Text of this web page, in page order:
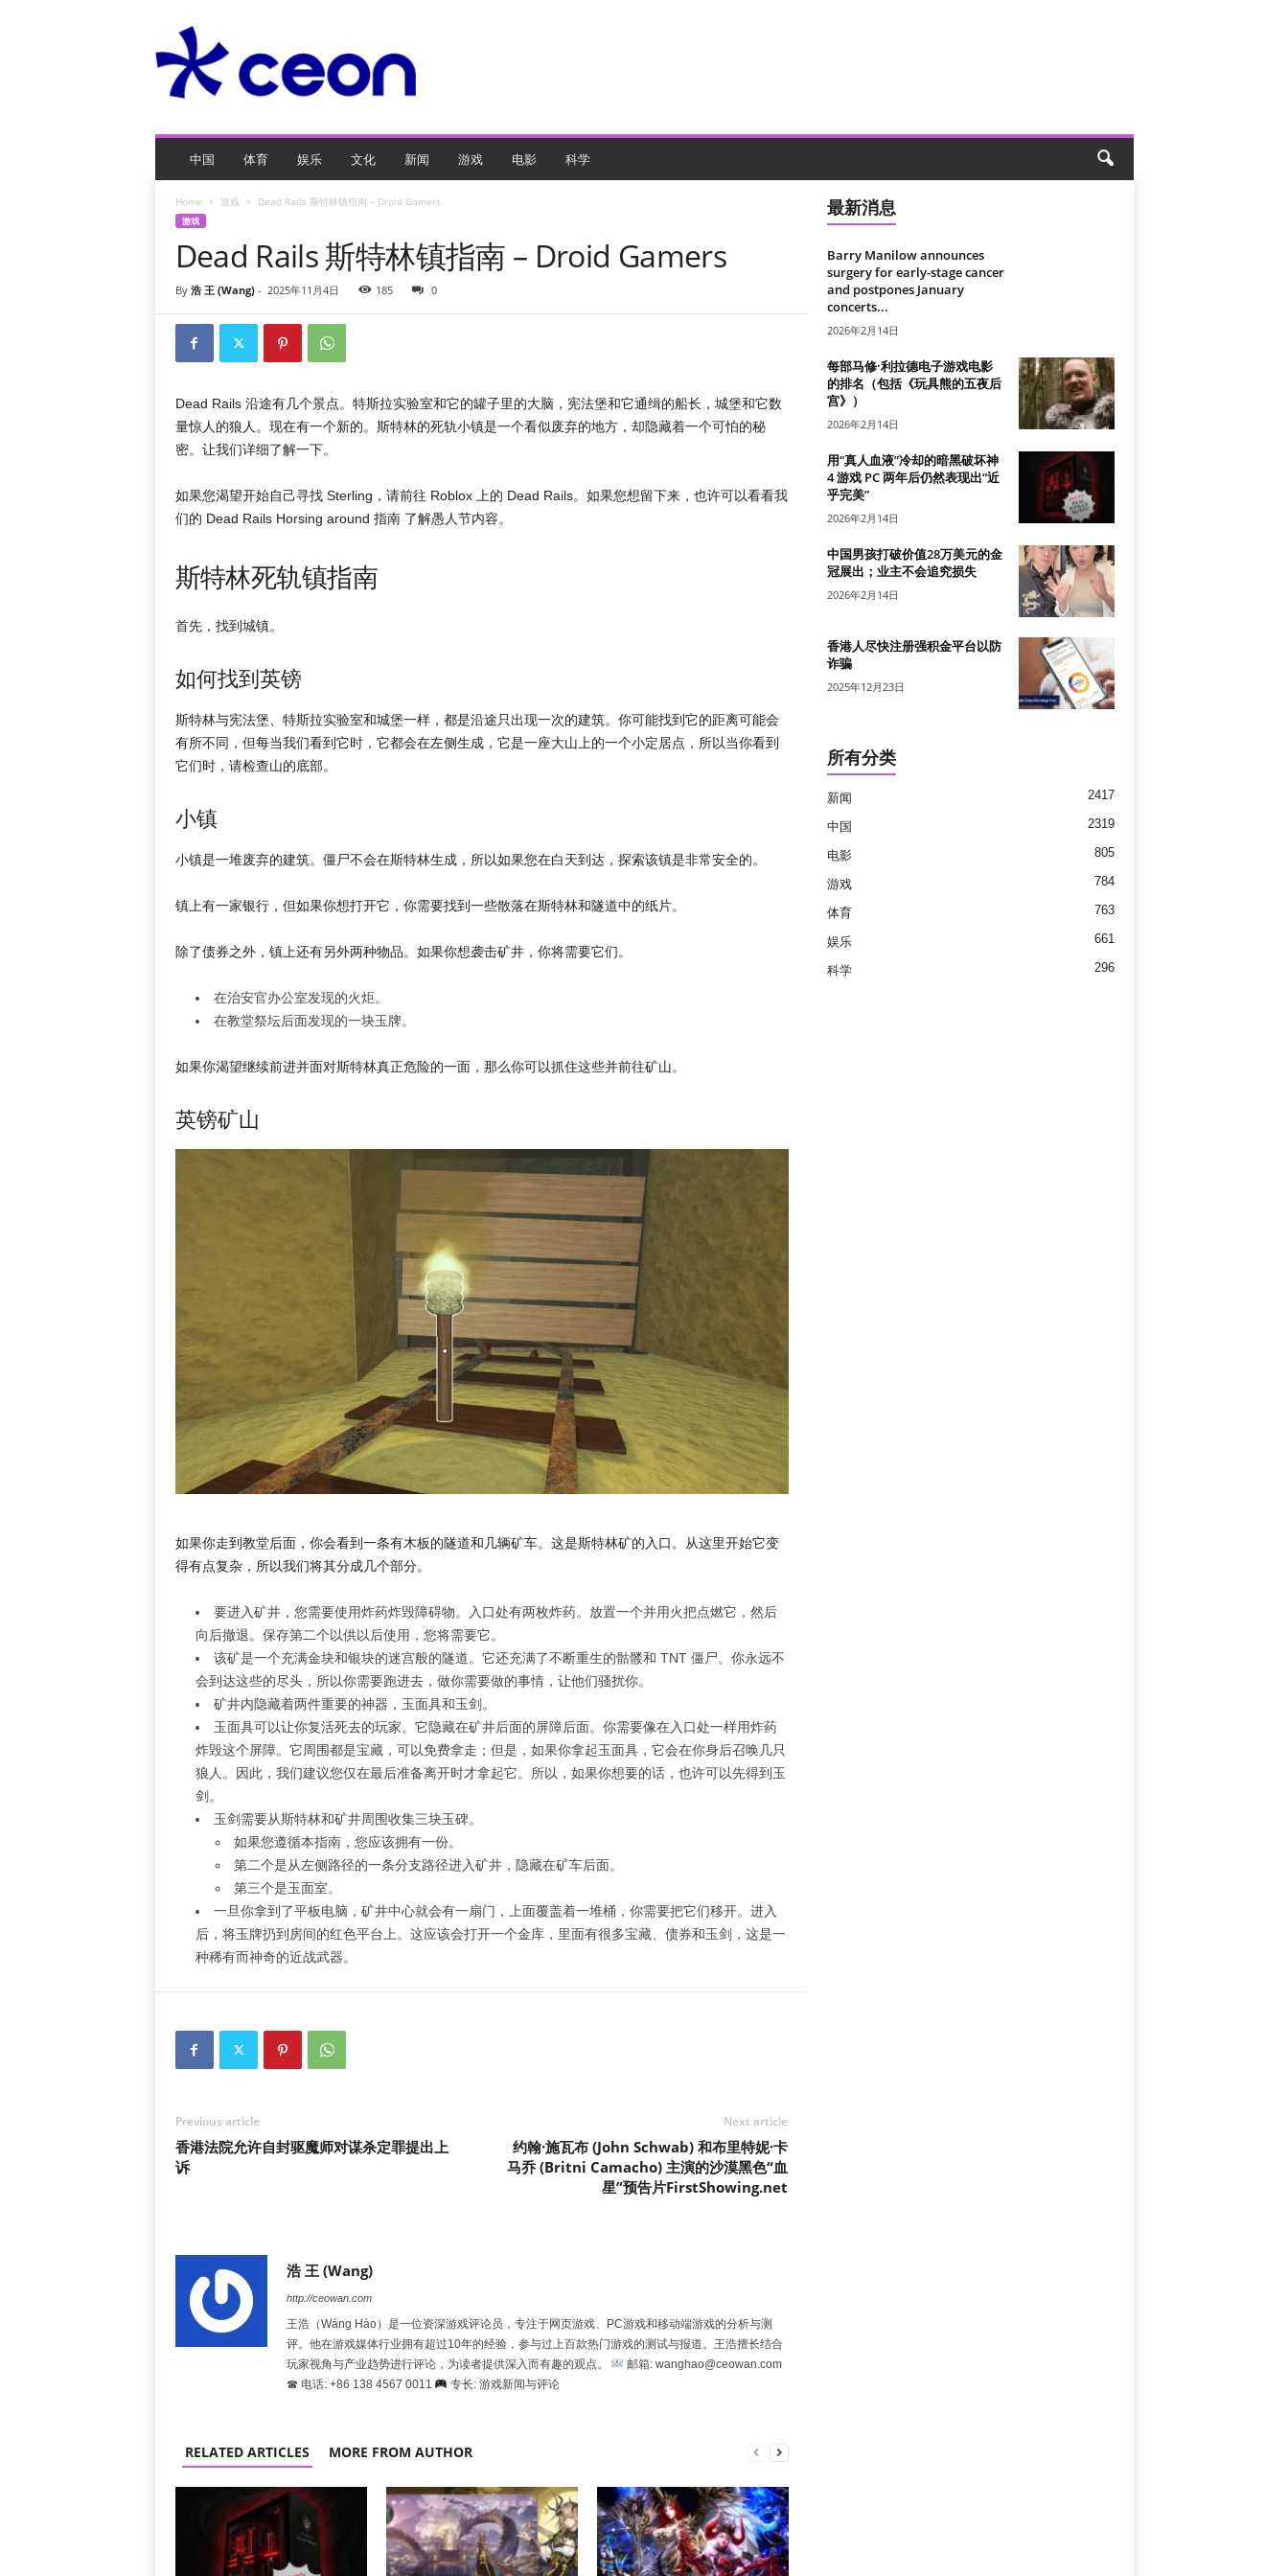
O
游
中国 体育 娱乐 文化 新闻 游戏 电影 科学
Home 游戏 Dead Rails 斯特林镇指南 – Droid Gamers
游戏
Dead Rails 斯特林镇指南 – Droid Gamers
By 浩 王 (Wang)- 2025年11月4日 185 0
Dead Rails 沿途有几个景点。特斯拉实验室和它的罐子里的大脑，宪法堡和它通缉的船长，城堡和它数
量惊人的狼人。现在有一个新的。斯特林的死轨小镇是一个看似废弃的地方，却隐藏着一个可怕的秘
密。让我们详细了解一下。
如果您渴望开始自己寻找 Sterling，请前往 Roblox 上的 Dead Rails。如果您想留下来，也许可以看看我
们的 Dead Rails Horsing around 指南 了解愚人节内容。
斯特林死轨镇指南
首先，找到城镇。
如何找到英镑
斯特林与宪法堡、特斯拉实验室和城堡一样，都是沿途只出现一次的建筑。你可能找到它的距离可能会
有所不同，但每当我们看到它时，它都会在左侧生成，它是一座大山上的一个小定居点，所以当你看到
它们时，请检查山的底部。
小镇
小镇是一堆废弃的建筑。僵尸不会在斯特林生成，所以如果您在白天到达，探索该镇是非常安全的。
镇上有一家银行，但如果你想打开它，你需要找到一些散落在斯特林和隧道中的纸片。
除了债券之外，镇上还有另外两种物品。如果你想袭击矿井，你将需要它们。
在治安官办公室发现的火炬。
在教堂祭坛后面发现的一块玉牌。
如果你渴望继续前进并面对斯特林真正危险的一面，那么你可以抓住这些并前往矿山。
英镑矿山
如果你走到教堂后面，你会看到一条有木板的隧道和几辆矿车。这是斯特林矿的入口。从这里开始它变
得有点复杂，所以我们将其分成几个部分。
要进入矿井，您需要使用炸药炸毁障碍物。入口处有两枚炸药。放置一个并用火把点燃它，然后
向后撤退。保存第二个以供以后使用，您将需要它。
该矿是一个充满金块和银块的迷宫般的隧道。它还充满了不断重生的骷髅和 TNT 僵尸。你永远不
会到达这些的尽头，所以你需要跑进去，做你需要做的事情，让他们骚扰你。
矿井内隐藏着两件重要的神器，玉面具和玉剑。
玉面具可以让你复活死去的玩家。它隐藏在矿井后面的屏障后面。你需要像在入口处一样用炸药
炸毁这个屏障。它周围都是宝藏，可以免费拿走；但是，如果你拿起玉面具，它会在你身后召唤几只
狼人。因此，我们建议您仅在最后准备离开时才拿起它。所以，如果你想要的话，也许可以先得到玉
剑。
玉剑需要从斯特林和矿井周围收集三块玉碑。
如果您遵循本指南，您应该拥有一份。
第二个是从左侧路径的一条分支路径进入矿井，隐藏在矿车后面。
第三个是玉面室。
一旦你拿到了平板电脑，矿井中心就会有一扇门，上面覆盖着一堆桶，你需要把它们移开。进入
后，将玉牌扔到房间的红色平台上。这应该会打开一个金库，里面有很多宝藏、债券和玉剑，这是一
种稀有而神奇的近战武器。
Previous article
香港法院允许自封驱魔师对谋杀定罪提出上
诉
Next article
约翰·施瓦布 (John Schwab) 和布里特妮·卡
马乔 (Britni Camacho) 主演的沙漠黑色“血
星”预告片FirstShowing.net
浩 王 (Wang)
http://ceowan.com
王浩（Wáng Hào）是一位资深游戏评论员，专注于网页游戏、PC游戏和移动端游戏的分析与测
评。他在游戏媒体行业拥有超过10年的经验，参与过上百款热门游戏的测试与报道。王浩擅长结合
玩家视角与产业趋势进行评论，为读者提供深入而有趣的观点。
邮箱: wanghao@ceowan.com
☎ 电话: +86 138 4567 0011
专长: 游戏新闻与评论
RELATED ARTICLES MORE FROM AUTHOR
最新消息
Barry Manilow announces
surgery for early-stage cancer
and postpones January
concerts...
2026年2月14日
每部马修·利拉德电子游戏电影
的排名（包括《玩具熊的五夜后
宫》）
2026年2月14日
用“真人血液”冷却的暗黑破坏神
4 游戏 PC 两年后仍然表现出“近
乎完美”
2026年2月14日
中国男孩打破价值28万美元的金
冠展出；业主不会追究损失
2026年2月14日
香港人尽快注册强积金平台以防
诈骗
2025年12月23日
所有分类
新闻 2417
中国 2319
电影 805
游戏 784
体育 763
娱乐 661
科学 296